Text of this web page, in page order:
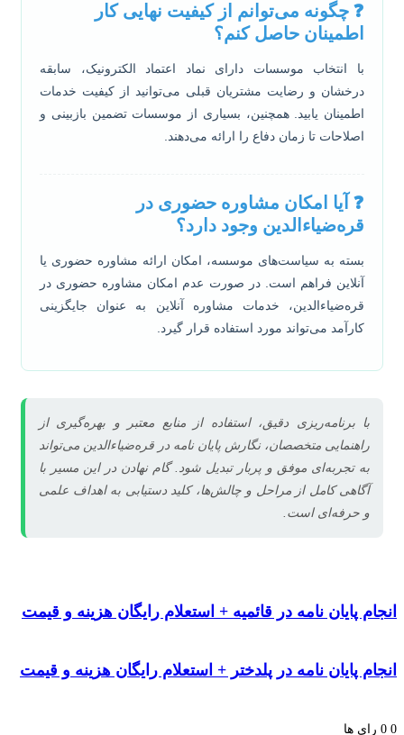
❓ چگونه می‌توانم از کیفیت نهایی کار
اطمینان حاصل کنم؟
با انتخاب موسسات دارای نماد اعتماد الکترونیک، سابقه
درخشان و رضایت مشتریان قبلی می‌توانید از کیفیت خدمات
اطمینان یابید. همچنین، بسیاری از موسسات تضمین بازبینی و
اصلاحات تا زمان دفاع را ارائه می‌دهند.
❓ آیا امکان مشاوره حضوری در
قره‌ضیاءالدین وجود دارد؟
بسته به سیاست‌های موسسه، امکان ارائه مشاوره حضوری یا
آنلاین فراهم است. در صورت عدم امکان مشاوره حضوری در
قره‌ضیاءالدین، خدمات مشاوره آنلاین به عنوان جایگزینی
کارآمد می‌تواند مورد استفاده قرار گیرد.
با برنامه‌ریزی دقیق، استفاده از منابع معتبر و بهره‌گیری از
راهنمایی متخصصان، نگارش پایان نامه در قره‌ضیاءالدین می‌تواند
به تجربه‌ای موفق و پربار تبدیل شود. گام نهادن در این مسیر با
آگاهی کامل از مراحل و چالش‌ها، کلید دستیابی به اهداف علمی
و حرفه‌ای است.
پایان نامه در قائمیه + استعلام رایگان هزینه و قیمت
پایان نامه در پلدختر + استعلام رایگان هزینه و قیمت
ها